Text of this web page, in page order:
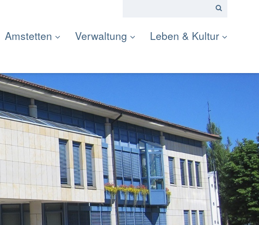
Amstetten Verwaltung Leben & Kultur